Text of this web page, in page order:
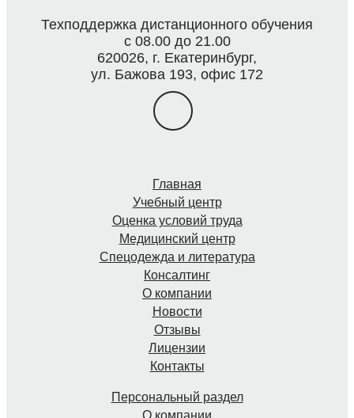
Техподдержка дистанционного обучения
с 08.00 до 21.00
620026, г. Екатеринбург,
ул. Бажова 193, офис 172
Главная
Учебный центр
Оценка условий труда
Медицинский центр
Спецодежда и литература
Консалтинг
О компании
Новости
Отзывы
Лицензии
Контакты
Персональный раздел
О компании